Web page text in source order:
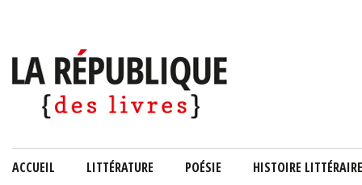
ACCUEIL LITTÉRATURE POÉSIE HISTOIRE LITTÉRAIRE